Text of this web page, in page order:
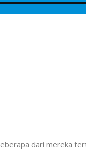
dari mereka